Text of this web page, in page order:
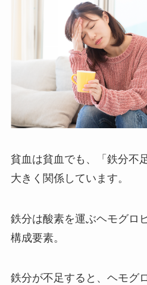
貧血は貧血でも、「鉄分不
大きく関係しています。
鉄分は酸素を運ぶヘモグロ
構成要素。
鉄分が不足すると、ヘモグ